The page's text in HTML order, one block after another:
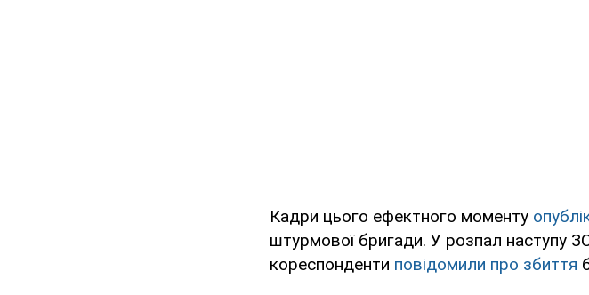
Кадри цього ефектного моменту
штурмової бригади. У розпал наступу
кореспонденти повідомили про збиття